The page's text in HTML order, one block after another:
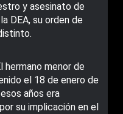
y asesinato de
DEA, su orden de
hermano menor de
el 18 de enero de
años era
su implicación en el